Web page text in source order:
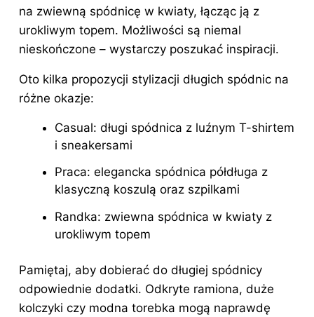
na zwiewną spódnicę w kwiaty, łącząc ją z
urokliwym topem. Możliwości są niemal
nieskończone – wystarczy poszukać inspiracji.
Oto kilka propozycji stylizacji długich spódnic na
różne okazje:
Casual: długi spódnica z luźnym T-shirtem
i sneakersami
Praca: elegancka spódnica półdługa z
klasyczną koszulą oraz szpilkami
Randka: zwiewna spódnica w kwiaty z
urokliwym topem
Pamiętaj, aby dobierać do długiej spódnicy
odpowiednie dodatki. Odkryte ramiona, duże
kolczyki czy modna torebka mogą naprawdę